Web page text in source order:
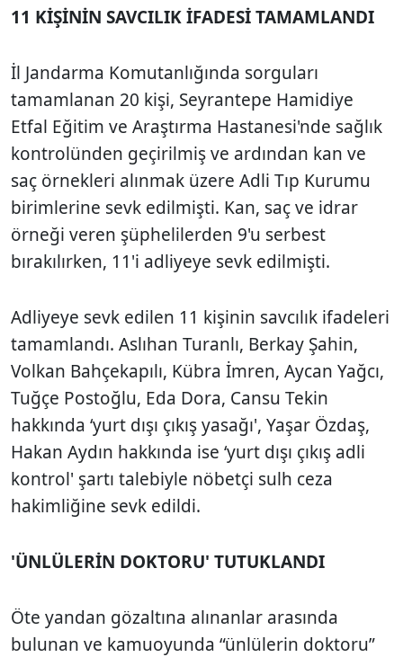
11 KİŞİNİN SAVCILIK İFADESİ TAMAMLANDI
İl Jandarma Komutanlığında sorguları
tamamlanan 20 kişi, Seyrantepe Hamidiye
Etfal Eğitim ve Araştırma Hastanesi'nde sağlık
kontrolünden geçirilmiş ve ardından kan ve
saç örnekleri alınmak üzere Adli Tıp Kurumu
birimlerine sevk edilmişti. Kan, saç ve idrar
örneği veren şüphelilerden 9'u serbest
bırakılırken, 11'i adliyeye sevk edilmişti.
Adliyeye sevk edilen 11 kişinin savcılık ifadeleri
tamamlandı. Aslıhan Turanlı, Berkay Şahin,
Volkan Bahçekapılı, Kübra İmren, Aycan Yağcı,
Tuğçe Postoğlu, Eda Dora, Cansu Tekin
hakkında ‘yurt dışı çıkış yasağı', Yaşar Özdaş,
Hakan Aydın hakkında ise ‘yurt dışı çıkış adli
kontrol' şartı talebiyle nöbetçi sulh ceza
hakimliğine sevk edildi.
'ÜNLÜLERİN DOKTORU' TUTUKLANDI
Öte yandan gözaltına alınanlar arasında
bulunan ve kamuoyunda “ünlülerin doktoru”